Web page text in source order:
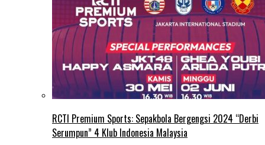
RCTI Premium Sports: Sepakbola Bergengsi 2024 “Derbi
Serumpun” 4 Klub Indonesia Malaysia